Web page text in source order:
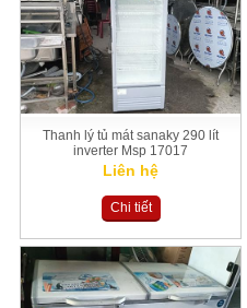
Thanh lý tủ mát sanaky 290 lít
inverter Msp 17017
Liên hệ
Chi tiết